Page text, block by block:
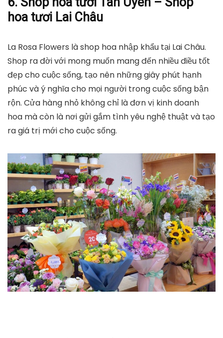
hoa tươi Lai Châu
La Rosa Flowers là shop hoa nhập khẩu tại Lai Châu.
Shop ra đời với mong muốn mang đến nhiều điều tốt
đẹp cho cuộc sống, tạo nên những giây phút hạnh
phúc và ý nghĩa cho mọi người trong cuộc sống bận
rộn. Cửa hàng nhỏ không chỉ là đơn vị kinh doanh
hoa mà còn là nơi gửi gắm tình yêu nghệ thuật và tạo
ra giá trị mới cho cuộc sống.